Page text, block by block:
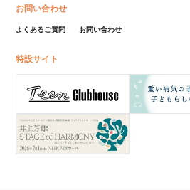
お問い合わせ
よくあるご質問 お問い合わせ
特設サイト